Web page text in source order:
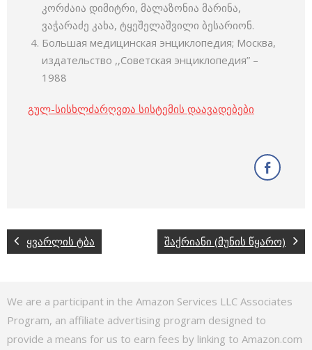
კორძაია დიმიტრი, მალაზონია მარინა,
ვაჭარაძე კახა, ტყეშელაშვილი ბესარიონ.
Большая медицинская энциклопедия; Москва,
издательство ,,Советская энциклопедия” –
1988
გულ-სისხლძარღვთა სისტემის დაავადებები
ყვარლის ტბა შაქრიანი (მუნის წყარო)
We are a participant in the Amazon Services LLC Associates
Program, an affiliate advertising program designed to
provide a means for us to earn fees by linking to Amazon.com